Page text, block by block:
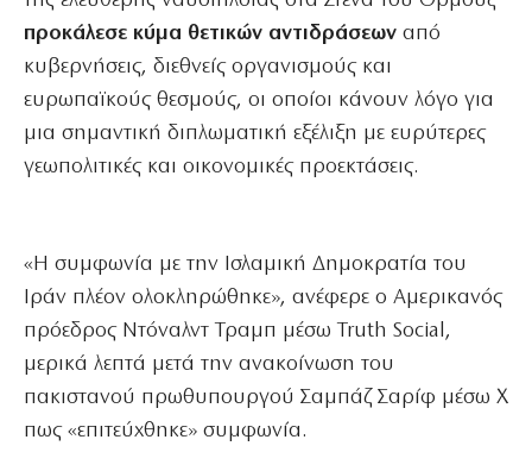
προκάλεσε κύμα θετικών αντιδράσεων από
κυβερνήσεις, διεθνείς οργανισμούς και
ευρωπαϊκούς θεσμούς, οι οποίοι κάνουν λόγο για
μια σημαντική διπλωματική εξέλιξη με ευρύτερες
γεωπολιτικές και οικονομικές προεκτάσεις.
«Η συμφωνία με την Ισλαμική Δημοκρατία του
Ιράν πλέον ολοκληρώθηκε», ανέφερε ο Αμερικανός
πρόεδρος Ντόναλντ Τραμπ μέσω Truth Social,
μερικά λεπτά μετά την ανακοίνωση του
πακιστανού πρωθυπουργού Σαμπάζ Σαρίφ μέσω X
πως «επιτεύχθηκε» συμφωνία.